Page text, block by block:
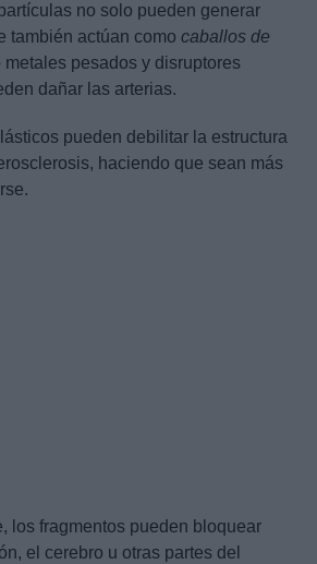
no solo pueden generar
también actúan como caballos de
metales pesados y disruptores
dañar las arterias.
pueden debilitar la estructura
haciendo que sean más
los fragmentos pueden bloquear
el cerebro u otras partes del